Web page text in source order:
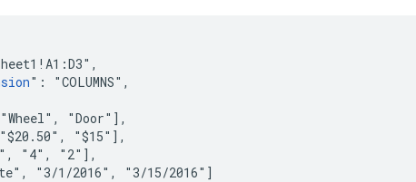
": "COLUMNS",
"Door"],
"$15"],
"4", "2"],
"3/1/2016", "3/15/2016"]